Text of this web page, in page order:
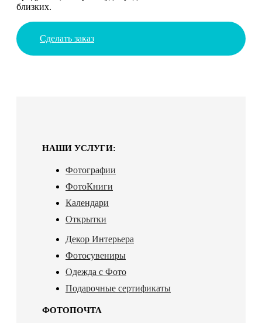
близких.
Сделать заказ
НАШИ УСЛУГИ:
Фотографии
ФотоКниги
Календари
Открытки
Декор Интерьера
Фотосувениры
Одежда с Фото
Подарочные сертификаты
ФОТОПОЧТА